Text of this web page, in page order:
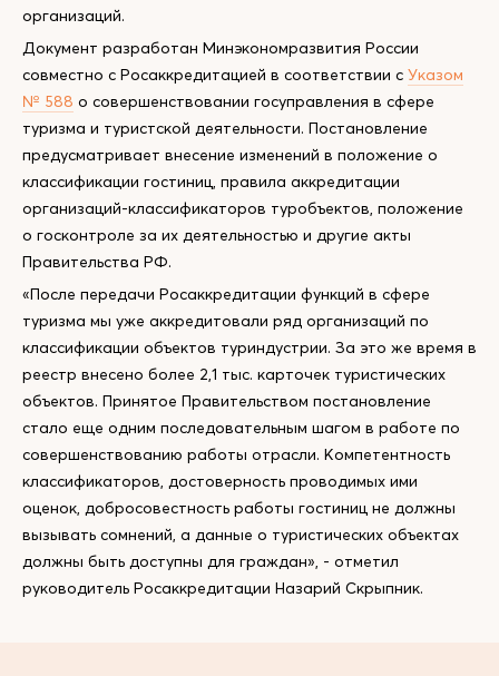
организаций.
Документ разработан Минэкономразвития России
совместно с Росаккредитацией в соответствии с Указом
№ 588 о совершенствовании госуправления в сфере
туризма и туристской деятельности. Постановление
предусматривает внесение изменений в положение о
классификации гостиниц, правила аккредитации
организаций-классификаторов туробъектов, положение
о госконтроле за их деятельностью и другие акты
Правительства РФ.
«После передачи Росаккредитации функций в сфере
туризма мы уже аккредитовали ряд организаций по
классификации объектов туриндустрии. За это же время в
реестр внесено более 2,1 тыс. карточек туристических
объектов. Принятое Правительством постановление
стало еще одним последовательным шагом в работе по
совершенствованию работы отрасли. Компетентность
классификаторов, достоверность проводимых ими
оценок, добросовестность работы гостиниц не должны
вызывать сомнений, а данные о туристических объектах
должны быть доступны для граждан», - отметил
руководитель Росаккредитации Назарий Скрыпник.